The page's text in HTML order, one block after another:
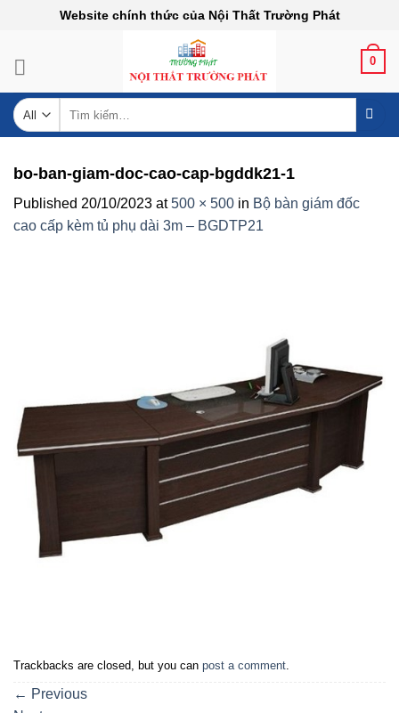
Website chính thức của Nội Thất Trường Phát
0
kiếm:
bo-ban-giam-doc-cao-cap-bgddk21-1
Published 20/10/2023 at500 × 500 in Bộ bàn giám đốc
cao cấp kèm tủ phụ dài 3m – BGDTP21
Trackbacks are closed, but you can post a comment.
← Previous